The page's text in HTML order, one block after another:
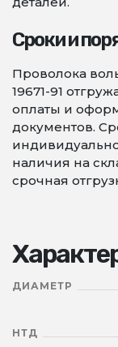
Сроки и
Проволока
19671-91
оплаты и
документов.
наличия на
срочная
ДИАМЕТР
НТД